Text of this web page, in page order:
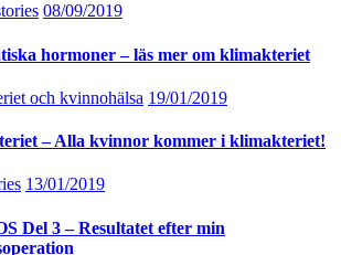
08/09/2019
hormoner – läs mer om klimakteriet
och kvinnohälsa 19/01/2019
– Alla kvinnor kommer i klimakteriet!
13/01/2019
Del 3 – Resultatet efter min